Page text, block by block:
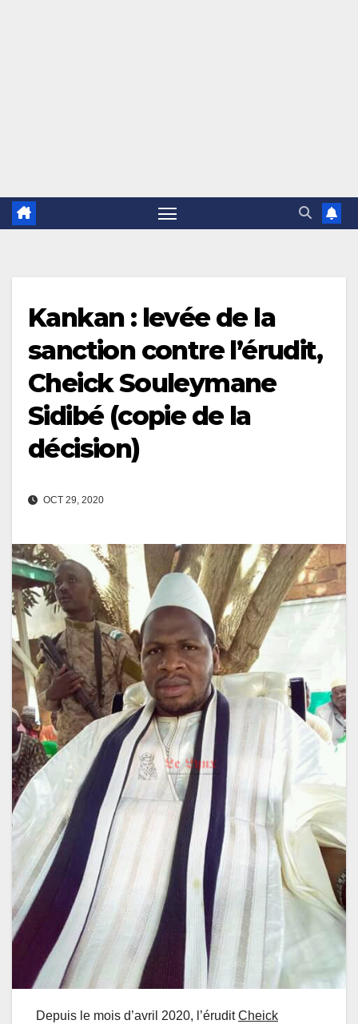
Kankan : levée de la
sanction contre l’érudit,
Cheick Souleymane
Sidibé (copie de la
décision)
OCT 29, 2020
Depuis le mois d’avril 2020, l’éruditCheick